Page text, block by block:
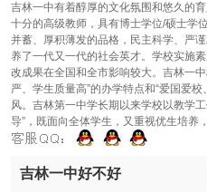
吉林一中有着醇厚的文化氛围和悠久的育
十分的高级教师，具有博士学位/硕士学
并蓄、厚积薄发的品格，民主科学、严
养了一代又一代的社会英才。学校实施
改成果在全国和全市影响较大。吉林一
严、学生质量高”的办学特点和“爱国爱
风。吉林第一中学长期以来学校以教学
导”，既面向全体学生，又重视优生培养
吉林一中好不好